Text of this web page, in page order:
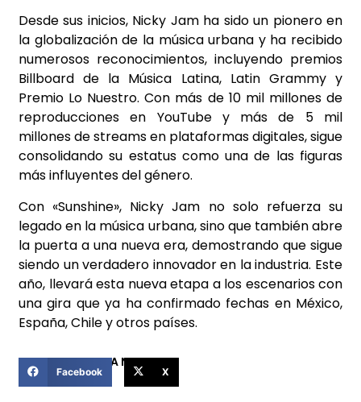
Desde sus inicios, Nicky Jam ha sido un pionero en
la globalización de la música urbana y ha recibido
numerosos reconocimientos, incluyendo premios
Billboard de la Música Latina, Latin Grammy y
Premio Lo Nuestro. Con más de 10 mil millones de
reproducciones en YouTube y más de 5 mil
millones de streams en plataformas digitales, sigue
consolidando su estatus como una de las figuras
más influyentes del género.
Con «Sunshine», Nicky Jam no solo refuerza su
legado en la música urbana, sino que también abre
la puerta a una nueva era, demostrando que sigue
siendo un verdadero innovador en la industria. Este
año, llevará esta nueva etapa a los escenarios con
una gira que ya ha confirmado fechas en México,
España, Chile y otros países.
COMPARTIR ESTA NOTICIA
Facebook X